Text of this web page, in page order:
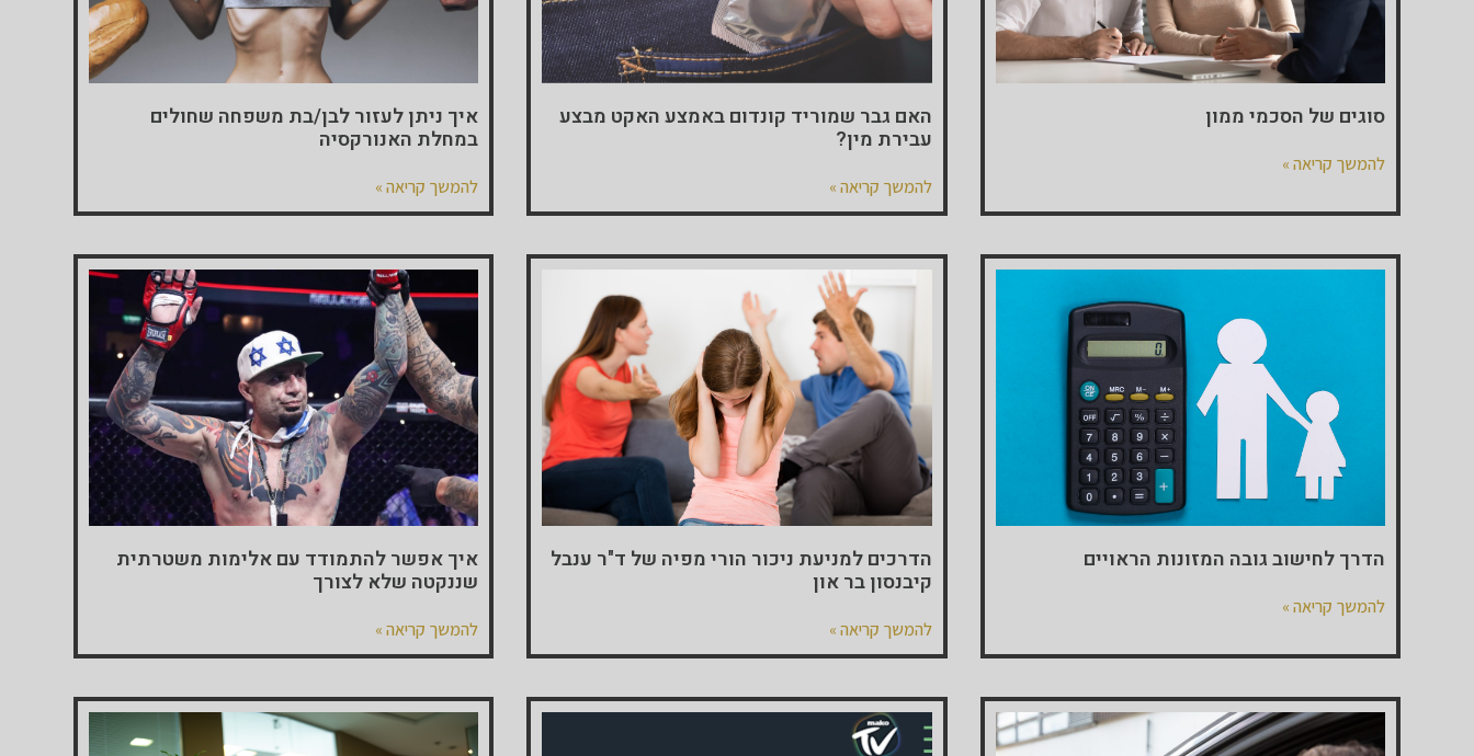
סוגים של הסכמי ממון
להמשך קריאה »
האם גבר שמוריד קונדום באמצע האקט מבצע
עבירת מין?
להמשך קריאה »
איך ניתן לעזור לבן/בת משפחה שחולים
במחלת האנורקסיה
להמשך קריאה »
הדרך לחישוב גובה המזונות הראויים
להמשך קריאה »
הדרכים למניעת ניכור הורי מפיה של ד"ר ענבל
קיבנסון בר און
להמשך קריאה »
איך אפשר להתמודד עם אלימות משטרתית
שננקטה שלא לצורך
להמשך קריאה »